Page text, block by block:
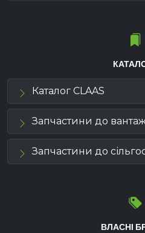
Каталог CLAAS
Запчастини до
Запчастини до
ВЛАСНІ